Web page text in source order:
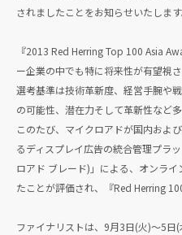
されましたことをお知らせいたします
『2013 Red Herring Top 100 Asia
ー企業の中でも特に将来性が有望視
選考基準は技術革新度、経営手腕や
の可能性、潜在力そして革新性など多
このたび、マイクロアドが国内およ
るディスプレイ広告の統合管理プラ
ロアド ブレード)」による、オンラ
たことが評価され、『Red Herring
ファイナリストは、9月3日(火)～5日